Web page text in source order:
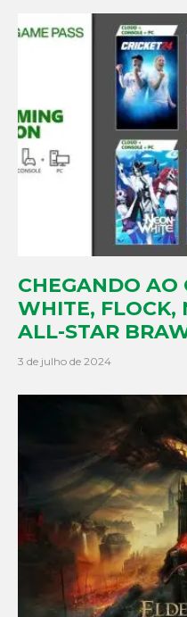
CHEGANDO AO
WHITE, FLOCK,
ALL-STAR
3 de julho de 2024